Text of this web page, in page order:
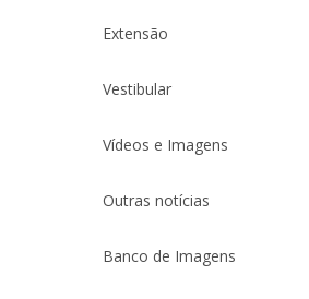
Extensão
Vestibular
Vídeos e Imagens
Outras notícias
Banco de Imagens